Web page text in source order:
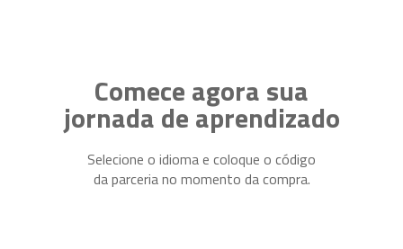
Comece agora sua
jornada de aprendizado
Selecione o idioma e coloque o código
da parceria no momento da compra.